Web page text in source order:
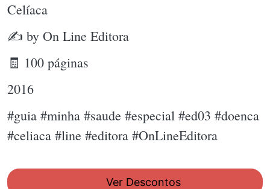
Celíaca
✍ by On Line Editora
🧾 100 páginas
2016
#guia #minha #saude #especial #ed03 #doenca
#celiaca #line #editora #OnLineEditora
Ver Descontos